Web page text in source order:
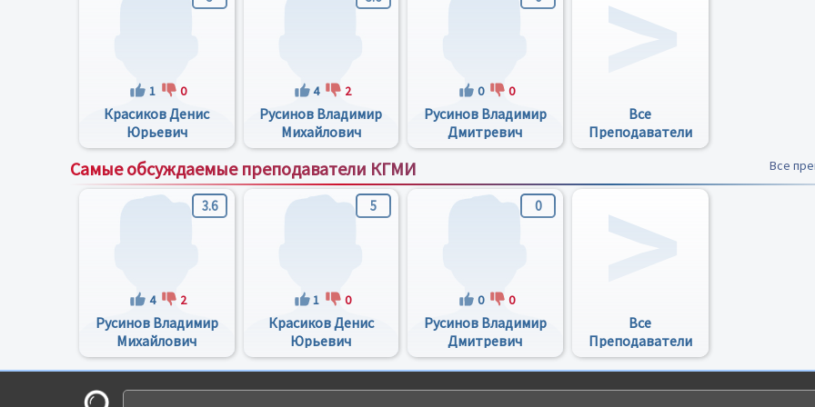
1 0
Красиков Денис
Юрьевич
4 2
Русинов Владимир
Михайлович
0 0
Русинов Владимир
Дмитревич
Все
Преподаватели
Самые обсуждаемые преподаватели КГМИ Все
3.6
4 2
Русинов Владимир
Михайлович
5
1 0
Красиков Денис
Юрьевич
0
0 0
Русинов Владимир
Дмитревич
Все
Преподаватели